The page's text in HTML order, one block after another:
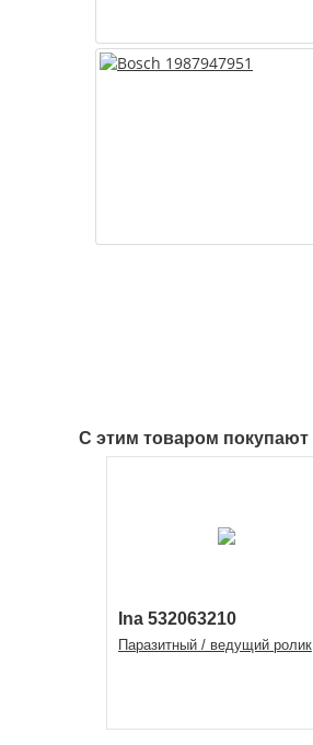
С этим товаром покупают
Ina 532063210
Паразитный / ведущий ролик